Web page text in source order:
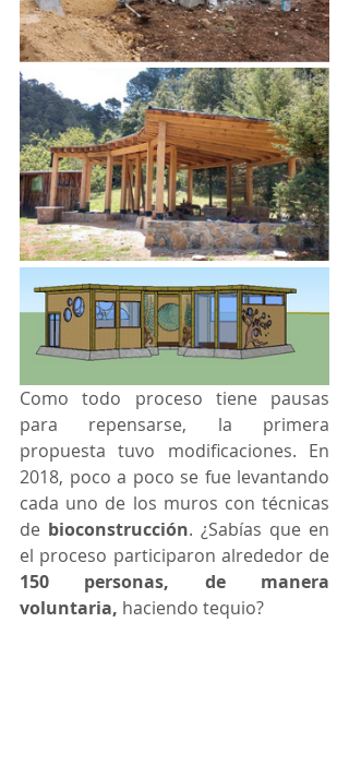
Como todo proceso tiene pausas
para repensarse, la primera
propuesta tuvo modificaciones. En
2018, poco a poco se fue levantando
cada uno de los muros con técnicas
de bioconstrucción. ¿Sabías que en
150 personas, de manera
voluntaria, haciendo tequio?